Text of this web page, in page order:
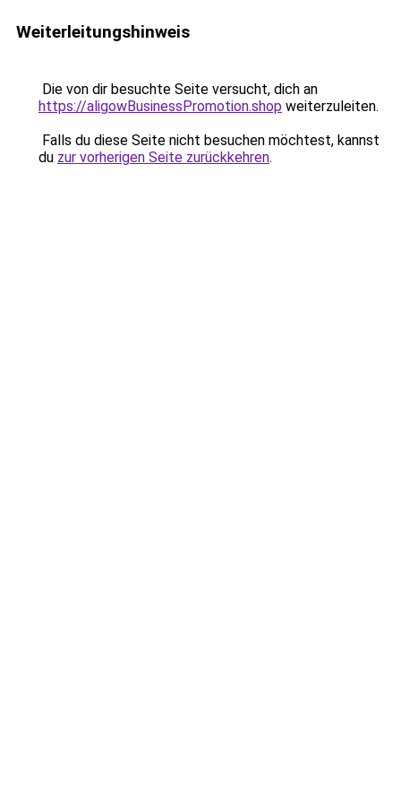
Weiterleitungshinweis
Die von dir besuchte Seite versucht, dich an
https://aligowBusinessPromotion.shop weiterzuleiten.
Falls du diese Seite nicht besuchen möchtest, kannst
du zur vorherigen Seite zurückkehren.